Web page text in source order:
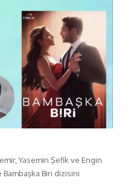
Yasemin Şefik ve Engin
Biri dizisini